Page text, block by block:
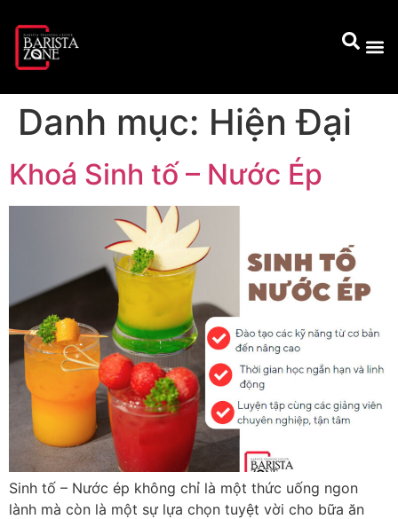
Danh mục: Hiện Đại
Khoá Sinh tố – Nước Ép
Sinh tố – Nước ép không chỉ là một thức uống ngon
lành mà còn là một sự lựa chọn tuyệt vời cho bữa ăn